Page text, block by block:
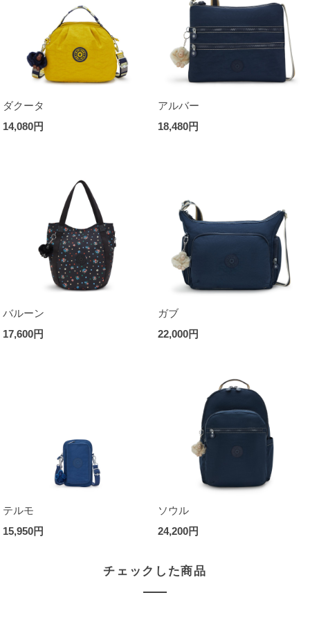
ダクータ
14,080円
アルバー
18,480円
バルーン
17,600円
ガブ
22,000円
テルモ
15,950円
ソウル
24,200円
チェックした商品